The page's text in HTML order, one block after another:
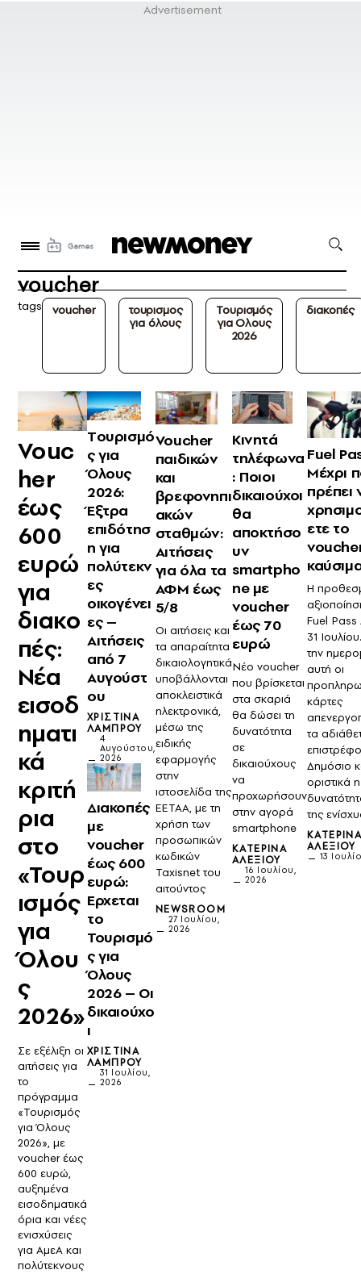
voucher
tags voucher
τουρισμος
για όλους
Τουρισμός
για Ολους
2026
διακοπές
Vouc
her
έως
600
ευρώ
για
διακο
πές:
Νέα
εισοδ
ηματι
κά
κριτή
ρια
στο
«Τουρ
ισμός
για
Όλου
ς
2026»
Σε εξέλιξη οι
αιτήσεις για
το
πρόγραμμα
«Τουρισμός
για Όλους
2026», με
voucher έως
600 ευρώ,
αυξημένα
εισοδηματικά
όρια και νέες
ενισχύσεις
για ΑμεΑ και
πολύτεκνους
Tουρισμό
ς για
Όλους
2026:
Έξτρα
επιδότησ
η για
πολύτεκν
ες
οικογένει
ες –
Αιτήσεις
από 7
Αυγούστ
ου
ΧΡΙΣΤΊΝΑ
ΛΆΜΠΡΟΥ
4
Αυγούστου,
2026
Διακοπές
με
voucher
έως 600
ευρώ:
Ερχεται
το
Τουρισμό
ς για
Όλους
2026 – Οι
δικαιούχο
ι
ΧΡΙΣΤΊΝΑ
ΛΆΜΠΡΟΥ
31 Ιουλίου,
2026
Voucher
παιδικών
και
βρεφονηπι
ακών
σταθμών:
Αιτήσεις
για όλα τα
ΑΦΜ έως
5/8
Οι αιτήσεις και
τα απαραίτητα
δικαιολογητικά
υποβάλλονται
αποκλειστικά
ηλεκτρονικά,
μέσω της
ειδικής
εφαρμογής
στην
ιστοσελίδα της
ΕΕΤΑΑ, με τη
χρήση των
προσωπικών
κωδικών
Taxisnet του
αιτούντος
NEWSROOM
27 Ιουλίου,
2026
Κινητά
τηλέφωνα
: Ποιοι
δικαιούχοι
θα
αποκτήσο
υν
smartpho
ne με
voucher
έως 70
ευρώ
Νέο voucher
που βρίσκεται
στα σκαριά
θα δώσει τη
δυνατότητα
σε
δικαιούχους
να
προχωρήσουν
στην αγορά
smartphone
ΚΑΤΕΡΊΝΑ
ΑΛΕΞΊΟΥ
16 Ιουλίου,
2026
Fuel
Μέχρι
πρέπει
ετε το
Η
Fuel Pass
31
την
αυτή οι
κάρτες
τα
Δημόσιο
οριστικά η
της
ΑΛΕΞΊΟΥ
13